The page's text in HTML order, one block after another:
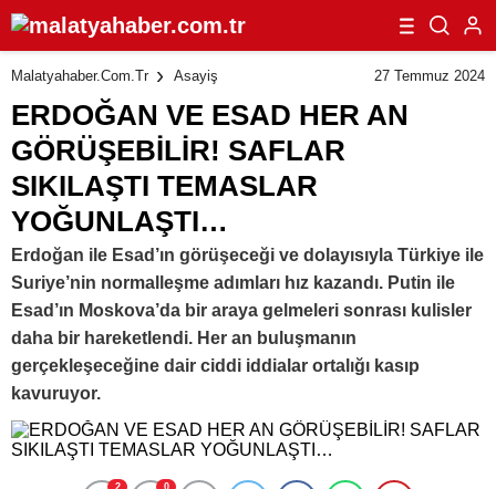
Malatyahaber.com.tr Asayiş 27 Temmuz 2024
ERDOĞAN VE ESAD HER AN
GÖRÜŞEBİLİR! SAFLAR
SIKILAŞTI TEMASLAR
YOĞUNLAŞTI…
Erdoğan ile Esad’ın görüşeceği ve dolayısıyla Türkiye ile
Suriye’nin normalleşme adımları hız kazandı. Putin ile
Esad’ın Moskova’da bir araya gelmeleri sonrası kulisler
daha bir hareketlendi. Her an buluşmanın
gerçekleşeceğine dair ciddi iddialar ortalığı kasıp
kavuruyor.
2 0